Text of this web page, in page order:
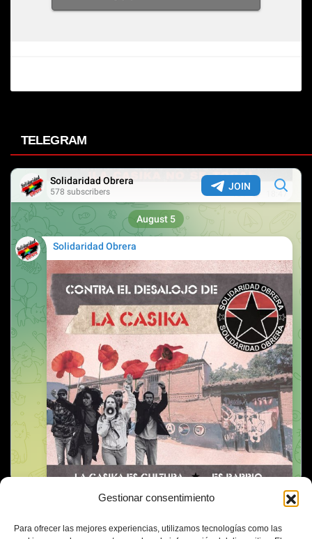
Gestionar consentimiento
Para ofrecer las mejores experiencias, utilizamos tecnologías como las
TELEGRAM